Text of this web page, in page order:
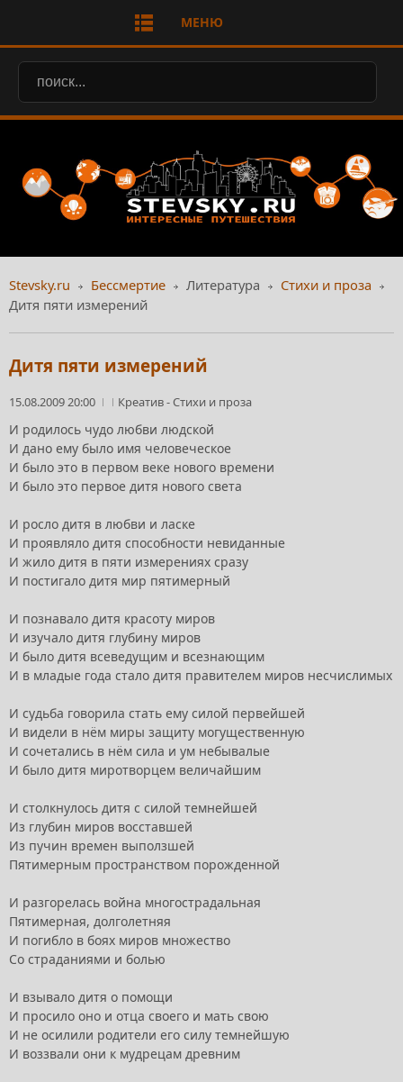
МЕНЮ
Stevsky.ru Бессмертие Литература
Стихи и проза
Дитя пяти измерений
Дитя пяти измерений
15.08.2009 20:00 Креатив-Стихи и проза
И родилось чудо любви людской
И дано ему было имя человеческое
И было это в первом веке нового времени
И было это первое дитя нового света
И росло дитя в любви и ласке
И проявляло дитя способности невиданные
И жило дитя в пяти измерениях сразу
И постигало дитя мир пятимерный
И познавало дитя красоту миров
И изучало дитя глубину миров
И было дитя всеведущим и всезнающим
И в младые года стало дитя правителем миров несчислимых
И судьба говорила стать ему силой первейшей
И видели в нём миры защиту могущественную
И сочетались в нём сила и ум небывалые
И было дитя миротворцем величайшим
И столкнулось дитя с силой темнейшей
Из глубин миров восставшей
Из пучин времен выползшей
Пятимерным пространством порожденной
И разгорелась война многострадальная
Пятимерная, долголетняя
И погибло в боях миров множество
Со страданиями и болью
И взывало дитя о помощи
И просило оно и отца своего и мать свою
И не осилили родители его силу темнейшую
И воззвали они к мудрецам древним